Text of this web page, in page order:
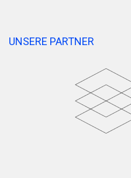
UNSERE PARTNER